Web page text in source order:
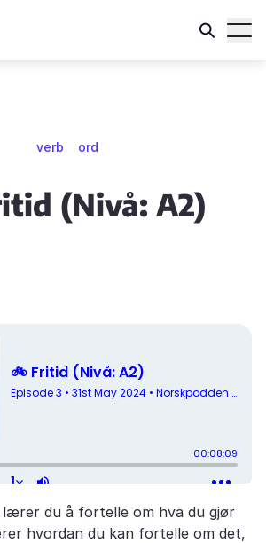
verb ord
(Nivå: A2)
lærer du å fortelle om hva du gjør
hvordan du kan fortelle om det,